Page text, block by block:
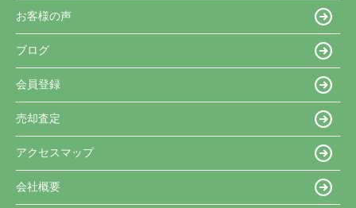
お客様の声
ブログ
会員登録
売却査定
アクセスマップ
会社概要